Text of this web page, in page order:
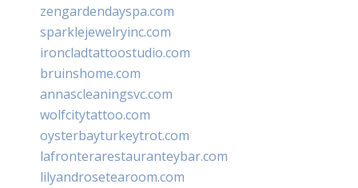
zengardendayspa.com
sparklejewelryinc.com
ironcladtattoostudio.com
bruinshome.com
annascleaningsvc.com
wolfcitytattoo.com
oysterbayturkeytrot.com
lafronterarestauranteybar.com
lilyandrosetearoom.com